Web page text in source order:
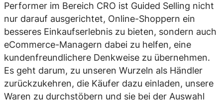
Performer im Bereich CRO ist Guided Selling nicht
nur darauf ausgerichtet, Online-Shoppern ein
besseres Einkaufserlebnis zu bieten, sondern auch
eCommerce-Managern dabei zu helfen, eine
kundenfreundlichere Denkweise zu übernehmen.
Es geht darum, zu unseren Wurzeln als Händler
zurückzukehren, die Käufer dazu einladen, unsere
Waren zu durchstöbern und sie bei der Auswahl